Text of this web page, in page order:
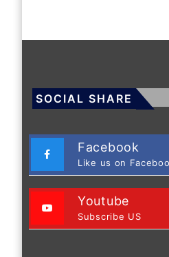
SOCIAL SHARE
Facebook
Like us on
Youtube
Subscribe US